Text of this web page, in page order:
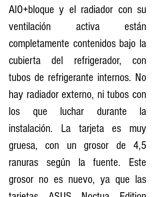
AIO+bloque y el radiador con su
ventilación activa están
completamente contenidos bajo la
cubierta del refrigerador, con
tubos de refrigerante internos. No
hay radiador externo, ni tubos con
los que luchar durante la
instalación. La tarjeta es muy
gruesa, con un grosor de 4,5
ranuras según la fuente. Este
grosor no es nuevo, ya que las